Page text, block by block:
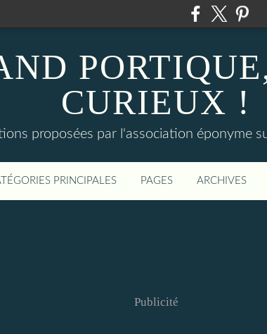
CURIEUX !
proposées par l'association éponyme
PRINCIPALES PAGES ARCHIVES
Publicité